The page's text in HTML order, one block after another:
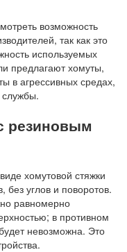
возможность
так как это
используемых
предлагают хомуты,
в агрессивных средах,
службы.
резиновым
хомутовой стяжки
без углов и поворотов.
равномерно
в противном
невозможна. Это